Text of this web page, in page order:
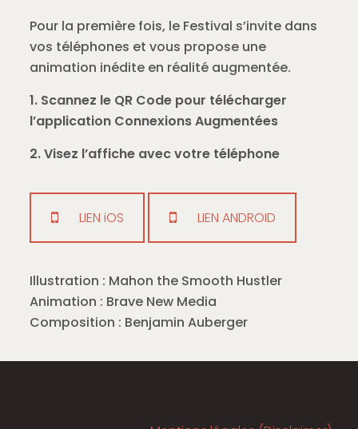
Pour la première fois, le Festival s’invite dans
vos téléphones et vous propose une
animation inédite en réalité augmentée.
1. Scannez le QR Code pour télécharger
l’application Connexions Augmentées
2. Visez l’affiche avec votre téléphone
LIEN iOS LIEN ANDROID
Illustration : Mahon the Smooth Hustler
Animation : Brave New Media
Composition : Benjamin Auberger